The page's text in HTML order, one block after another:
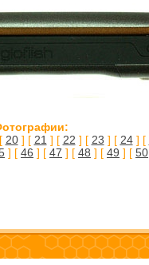
20] [ 21 ] [ 22 ] [ 23 ] [ 24] [
] [ 46 ] [ 47 ] [ 48 ] [ 49 ] [ 50